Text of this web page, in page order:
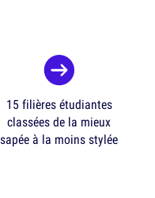
15 filières étudiantes
classées de la mieux
sapée à la moins stylée